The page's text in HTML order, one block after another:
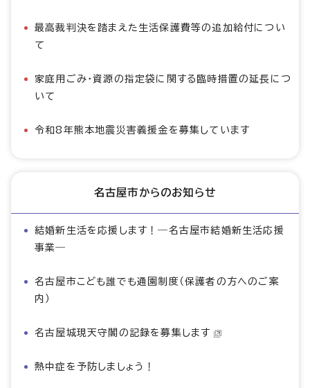
最高裁判決を踏まえた生活保護費等の追加給付につい
て
家庭用ごみ・資源の指定袋に関する臨時措置の延長につ
いて
令和8年熊本地震災害義援金を募集しています
名古屋市からのお知らせ
結婚新生活を応援します！―名古屋市結婚新生活応援
事業―
名古屋市こども誰でも通園制度（保護者の方へのご案
内）
名古屋城現天守閣の記録を募集します
熱中症を予防しましょう！